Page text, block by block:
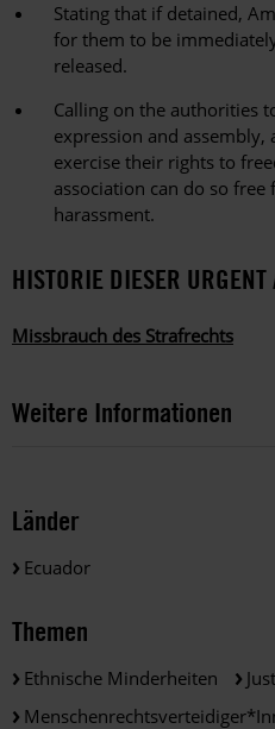
Stating that if detained,
for them to be
released.
Calling on the authorities
expression and assembly,
exercise their rights to
association can do so
harassment.
HISTORIE DIESER URGENT
Missbrauch des Strafrechts
Weitere Informationen
Länder
Ecuador
Themen
Ethnische Minderheiten